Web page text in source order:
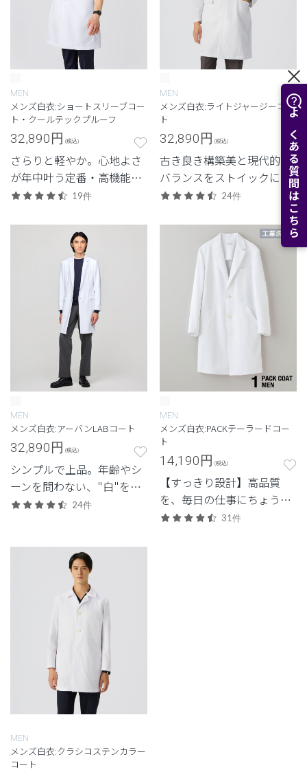
よくある質問はこちら
MEN
メンズ白衣:ショートスリーブコー
ト・クールテックプルーフ
32,890円 (税込)
さらりと軽やか。心地よさ
が年中叶う定番・高機能シ
リーズ。
19件
MEN
メンズ白衣:ライトジャージーコー
ト
32,890円 (税込)
古き良き構築美と現代的な
バランスをストイックに追
求した、クラシコにしか生
「ライトジャージー」のメ
ンズドクターコート。
24件
MEN
メンズ白衣:アーバンLABコート
32,890円 (税込)
シンプルで上品。年齢やシ
ーンを問わない、"白"を追
求したクラシコの定番モデ
24件
MEN
メンズ白衣:PACKテーラードコー
ト
14,190円 (税込)
【すっきり設計】高品質
を、毎日の仕事にちょうど
よく。日常使いしやすいプ
31件
MEN
メンズ白衣:クラシコステンカラー
コート